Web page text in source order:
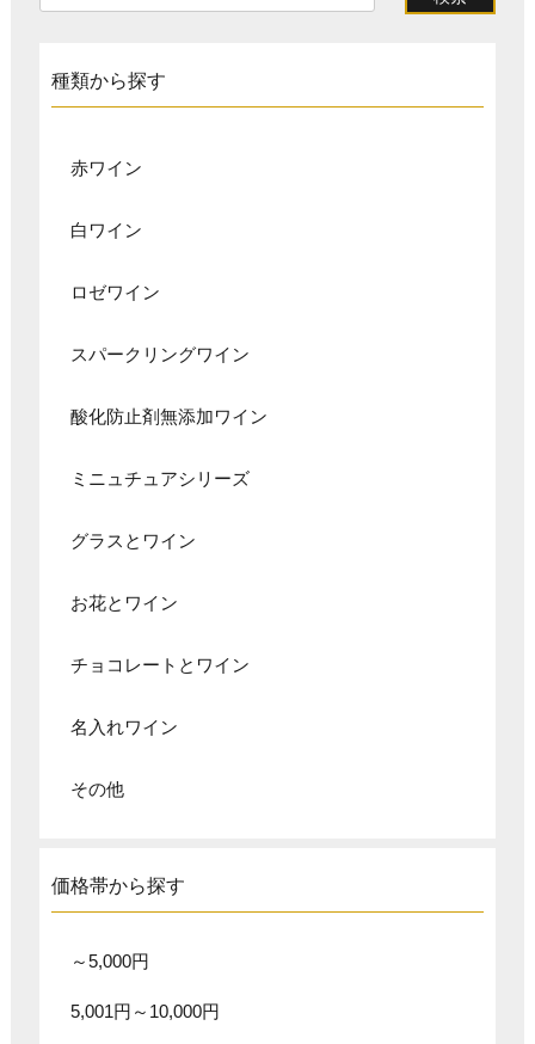
種類から探す
赤ワイン
白ワイン
ロゼワイン
スパークリングワイン
酸化防止剤無添加ワイン
ミニュチュアシリーズ
グラスとワイン
お花とワイン
チョコレートとワイン
名入れワイン
その他
価格帯から探す
～5,000円
5,001円～10,000円